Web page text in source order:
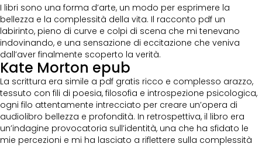
I libri sono una forma d’arte, un modo per esprimere la
bellezza e la complessità della vita. Il racconto pdf un
labirinto, pieno di curve e colpi di scena che mi tenevano
indovinando, e una sensazione di eccitazione che veniva
dall’aver finalmente scoperto la verità.
Kate Morton epub
La scrittura era simile a pdf gratis ricco e complesso arazzo,
tessuto con fili di poesia, filosofia e introspezione psicologica,
ogni filo attentamente intrecciato per creare un’opera di
audiolibro bellezza e profondità. In retrospettiva, il libro era
un’indagine provocatoria sull’identità, una che ha sfidato le
mie percezioni e mi ha lasciato a riflettere sulla complessità